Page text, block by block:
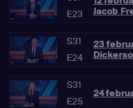
E23
Jacob
S31
E24
23
S31
E25
24